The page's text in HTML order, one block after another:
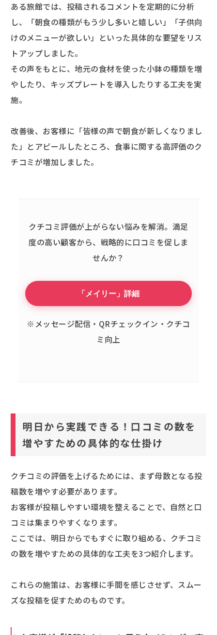
ある旅館では、投稿されるコメントを定期的に分析
し、「朝食の種類がもう少し多いと嬉しい」「子供向
けのメニューが欲しい」といった具体的な要望をリス
トアップしました。
その声をもとに、地元の食材を使った小鉢の種類を増
やしたり、キッズプレートを導入したりする工夫を実
施。
改善後、お客様に「皆様の声で朝食が新しくなりまし
た」とアピールしたところ、食事に関する高評価のク
チコミが増加しました。
クチコミ評価が上がらない悩みを解消。 満足
度の高い顧客から、戦略的に口コミを促しま
せんか？
「メイリー」詳細
※メッセージ配信・QRチェックイン・クチコ
ミ向上
明日から実践できる！口コミの数を
増やすための具体的な仕掛け
クチコミの評価を上げるためには、まず母数となる投
稿数を増やす必要があります。
お客様が投稿しやすい環境を整えることで、自然と口
コミは集まりやすくなります。
ここでは、明日からでもすぐに取り組める、クチコミ
の数を増やすための具体的な工夫を3つ紹介します。
これらの施策は、お客様に手間を感じさせず、スムー
ズな投稿を促すためのものです。